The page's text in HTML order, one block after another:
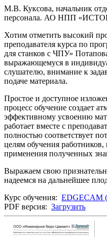
М.В. Куксова, начальник
персонала. АО НПП
Хотим отметить высокий
преподавателя курса по
для станков с ЧПУ»
выражающемуся в
слушателю, внимание к
подаче материала.
Простое и доступное
процесс обучение создает
эффективному усвоению
работает вместе с
полностью соответствует
целям обучения работников,
применения полученных
Выражаем свою
надеемся на дальнейшее
Курс обучения: EDGECAM
PDF версия: Загрузить